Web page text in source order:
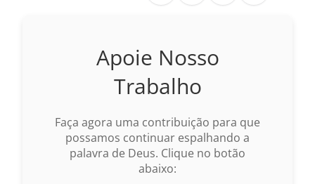
2017 – Nova Almeida Atualizada
2009 – Almeida Revisada e Corrigida
1969 – Almeida Revisada e Corrigida
1993 – Almeida Revisada e Atualizada
Apoie Nosso
Trabalho
Faça agora uma contribuição para que
possamos continuar espalhando a
palavra de Deus. Clique no botão
abaixo: